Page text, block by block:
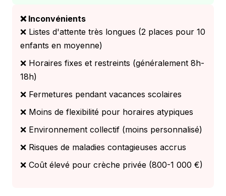
❌ Inconvénients
❌ Listes d'attente très longues (2 places pour 10
enfants en moyenne)
❌ Horaires fixes et restreints (généralement 8h-
18h)
❌ Fermetures pendant vacances scolaires
❌ Moins de flexibilité pour horaires atypiques
❌ Environnement collectif (moins personnalisé)
❌ Risques de maladies contagieuses accrus
❌ Coût élevé pour crèche privée (800-1 000 €)